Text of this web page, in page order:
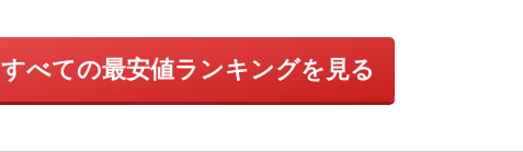
すべての最安値ランキングを見る